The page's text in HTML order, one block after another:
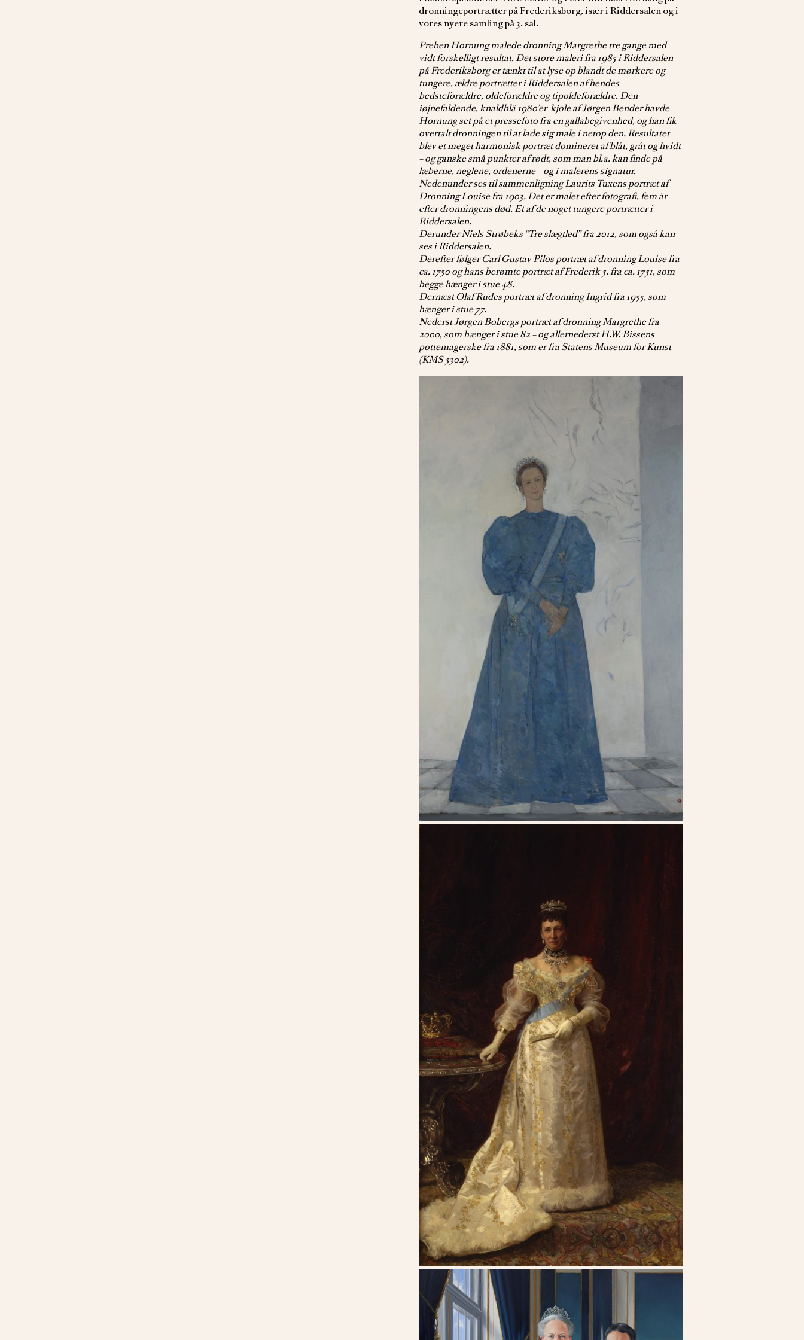
dronningeportrætter på Frederiksborg, især i Riddersalen og i
vores nyere samling på 3. sal.
Preben Hornung malede dronning Margrethe tre gange med
vidt forskelligt resultat. Det store maleri fra 1985 i Riddersalen
på Frederiksborg er tænkt til at lyse op blandt de mørkere og
tungere, ældre portrætter i Riddersalen af hendes
bedsteforældre, oldeforældre og tipoldeforældre. Den
iøjnefaldende, knaldblå 1980’er-kjole af Jørgen Bender havde
Hornung set på et pressefoto fra en gallabegivenhed, og han fik
overtalt dronningen til at lade sig male i netop den. Resultatet
blev et meget harmonisk portræt domineret af blåt, gråt og hvidt
– og ganske små punkter af rødt, som man bl.a. kan finde på
læberne, neglene, ordenerne – og i malerens signatur.
Nedenunder ses til sammenligning Laurits Tuxens portræt af
Dronning Louise fra 1903. Det er malet efter fotografi, fem år
efter dronningens død. Et af de noget tungere portrætter i
Riddersalen.
Derunder Niels Strøbeks “Tre slægtled” fra 2012, som også kan
ses i Riddersalen.
Derefter følger Carl Gustav Pilos portræt af dronning Louise fra
ca. 1750 og hans berømte portræt af Frederik 5. fra ca. 1751, som
begge hænger i stue 48.
Dernæst Olaf Rudes portræt af dronning Ingrid fra 1955, som
hænger i stue 77.
Nederst Jørgen Bobergs portræt af dronning Margrethe fra
2000, som hænger i stue 82 – og allernederst H.W. Bissens
pottemagerske fra 1881, som er fra Statens Museum for Kunst
(KMS 5302).